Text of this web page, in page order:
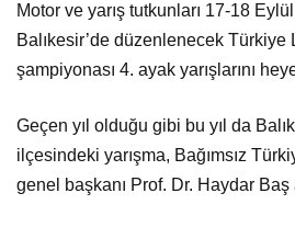
Motor ve yarış tutkunları 17-18
Balıkesir’de düzenlenecek
şampiyonası 4. ayak yarışlarını
Geçen yıl olduğu gibi bu yıl da
ilçesindeki yarışma, Bağımsız
genel başkanı Prof. Dr. Haydar Baş